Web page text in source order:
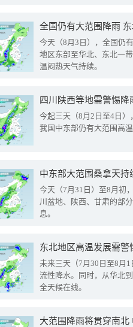
全国仍有大范围降雨
今天（8月3日），全国仍
地区东部至华北、东北一
温闷热天气持续。
今起三天（8月2日至4日
我国中东部仍有大范围高
中东部大范围桑拿天
今天（7月31日）至8月初
川盆地、陕西、甘肃的部
息。
东北地区高温发展需
未来三天（7月30日至8月
流性降水。同时，从华北
全天候在线。
大范围降雨将贯穿南